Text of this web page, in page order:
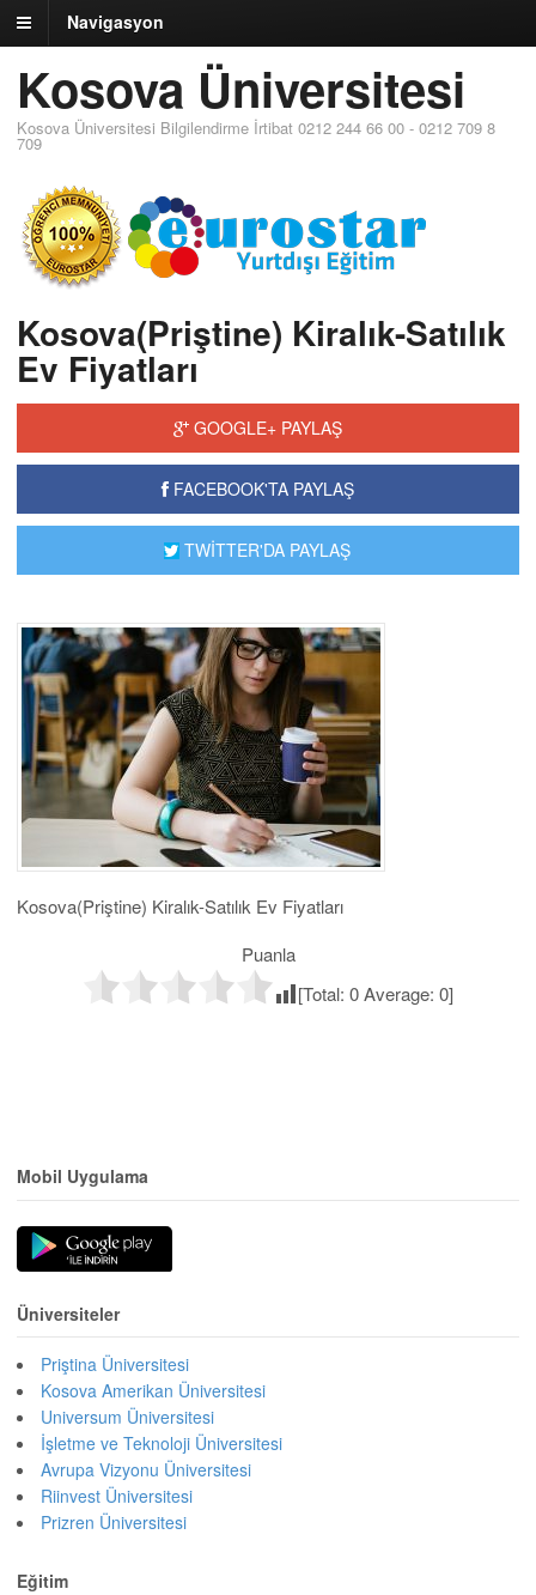
Navigasyon
Kosova Üniversitesi
Kosova Üniversitesi Bilgilendirme İrtibat 0212 244 66 00 - 0212 709 8
709
Kosova(Priştine) Kiralık-Satılık
Ev Fiyatları
GOOGLE+ PAYLAŞ
FACEBOOK'TA PAYLAŞ
TWİTTER'DA PAYLAŞ
Kosova(Priştine) Kiralık-Satılık Ev Fiyatları
Puanla
[Total: 0Average: 0]
Mobil Uygulama
Üniversiteler
Priştina Üniversitesi
Kosova Amerikan Üniversitesi
Universum Üniversitesi
İşletme ve Teknoloji Üniversitesi
Avrupa Vizyonu Üniversitesi
Riinvest Üniversitesi
Prizren Üniversitesi
Eğitim